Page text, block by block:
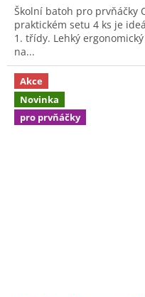
Školní batoh pro prvňáčky
praktickém setu 4 ks je
1. třídy. Lehký
na...
Akce
Novinka
pro prvňáčky